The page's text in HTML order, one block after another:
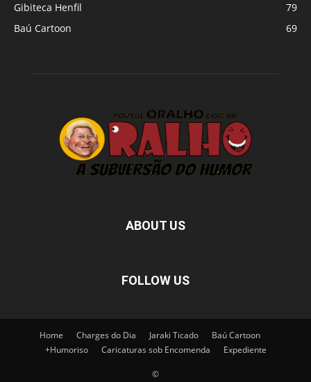
Gibiteca Henfil
79
Baú Cartoon
69
ABOUT US
FOLLOW US
Home Charges do Dia Jaraki Ticado
Baú Cartoon
+Humoriso
Caricaturas sob Encomenda Expediente
©